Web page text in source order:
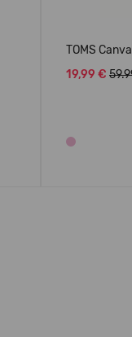
TOMS
19,99 €